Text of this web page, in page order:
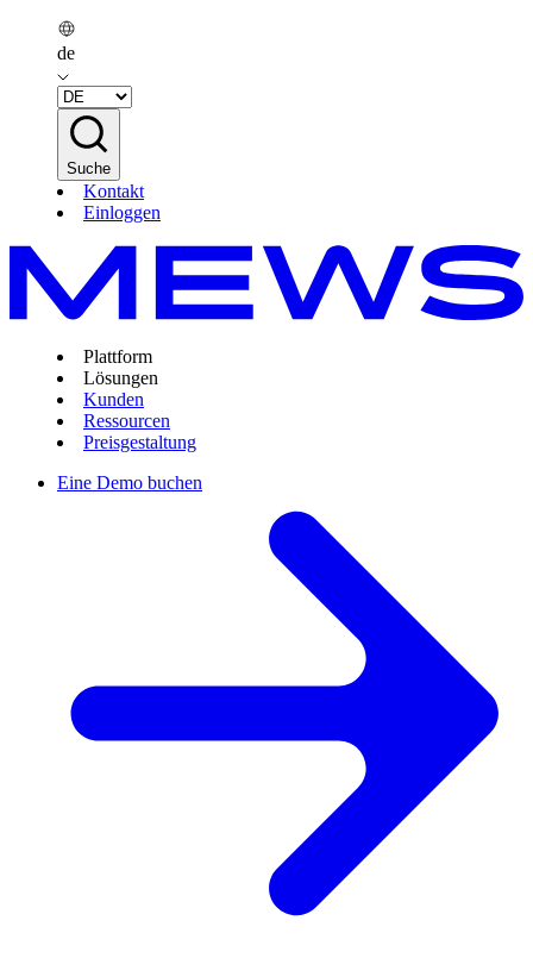
de
Suche
Kontakt
Einloggen
Plattform
Lösungen
Kunden
Ressourcen
Preisgestaltung
Eine Demo buchen